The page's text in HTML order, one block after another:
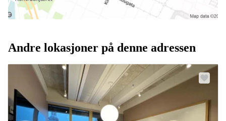
Andre lokasjoner på denne adressen